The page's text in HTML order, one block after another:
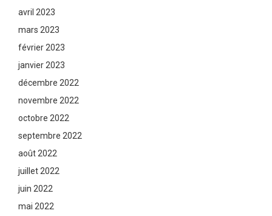
avril 2023
mars 2023
février 2023
janvier 2023
décembre 2022
novembre 2022
octobre 2022
septembre 2022
août 2022
juillet 2022
juin 2022
mai 2022